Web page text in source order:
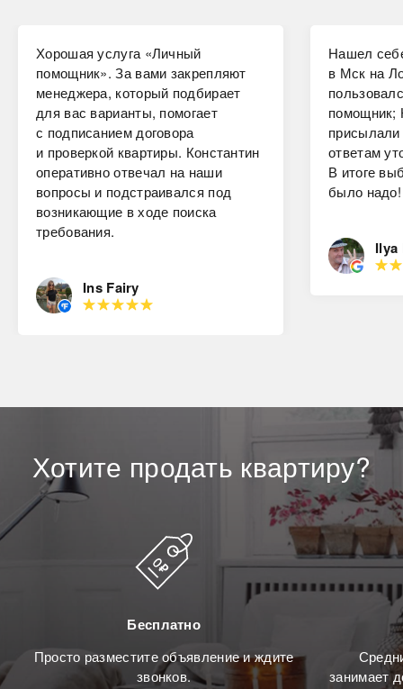
Хорошая услуга «Личный
помощник». За вами закрепляют
менеджера, который подбирает
для вас варианты, помогает
с подписанием договора
и проверкой квартиры. Константин
оперативно отвечал на наши
вопросы и подстраивался под
возникающие в ходе поиска
требования.
Ins Fairy
Нашел
в Мск на
помощник;
ответам
В итоге
было надо!
Ilya
Хотите продать квартиру?
Бесплатно
Просто разместите объявление и ждите
звонков.
занимает